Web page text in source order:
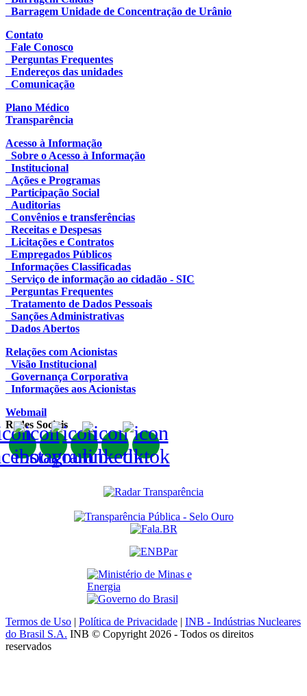
Barragem Unidade de Concentração de Urânio
Contato
Fale Conosco
Perguntas Frequentes
Endereços das unidades
Comunicação
Plano Médico
Transparência
Acesso à Informação
Sobre o Acesso à Informação
Institucional
Ações e Programas
Participação Social
Auditorias
Convênios e transferências
Receitas e Despesas
Licitações e Contratos
Empregados Públicos
Informações Classificadas
Serviço de informação ao cidadão - SIC
Perguntas Frequentes
Tratamento de Dados Pessoais
Sanções Administrativas
Dados Abertos
Relações com Acionistas
Visão Institucional
Governança Corporativa
Informações aos Acionistas
Webmail
Redes Sociais
Termos de Uso | Política de Privacidade | INB - Indústrias Nucleares
do Brasil S.A. INB © Copyright 2026 - Todos os direitos
reservados